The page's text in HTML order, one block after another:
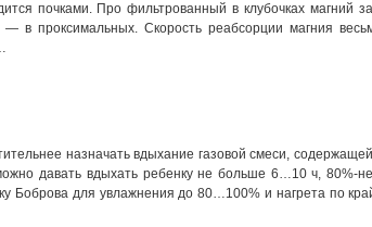
почками. Про фильтрованный в клубочках магний
в проксимальных. Скорость реабсорции магния
назначать вдыхание газовой смеси,
давать вдыхать ребенку не больше 6…10 ч, 80%-
Боброва для увлажнения до 80…100% и нагрета по